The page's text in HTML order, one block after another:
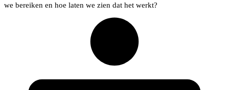
we bereiken en hoe laten we zien dat het werkt?